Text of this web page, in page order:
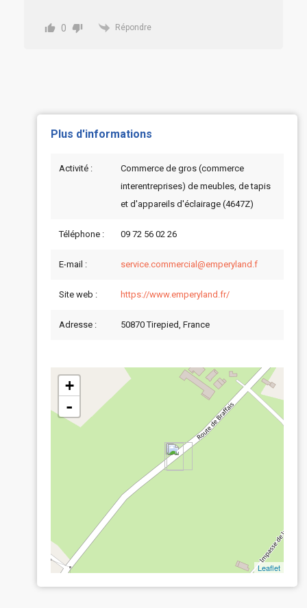
0 Répondre
Plus d'informations
Activité :
Commerce de gros (commerce
interentreprises) de meubles, de tapis
et d'appareils d'éclairage (4647Z)
Téléphone : 09 72 56 02 26
E-mail : service.commercial@emperyland.f
Site web : https://www.emperyland.fr/
Adresse : 50870 Tirepied, France
+
-
Leaflet